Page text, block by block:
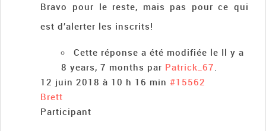
Bravo pour le reste, mais pas pour ce qui
est d’alerter les inscrits!
Cette réponse a été modifiée le Il y a
8 years, 7 months par Patrick_67.
12 juin 2018 à 10 h 16 min #15562
Brett
Participant